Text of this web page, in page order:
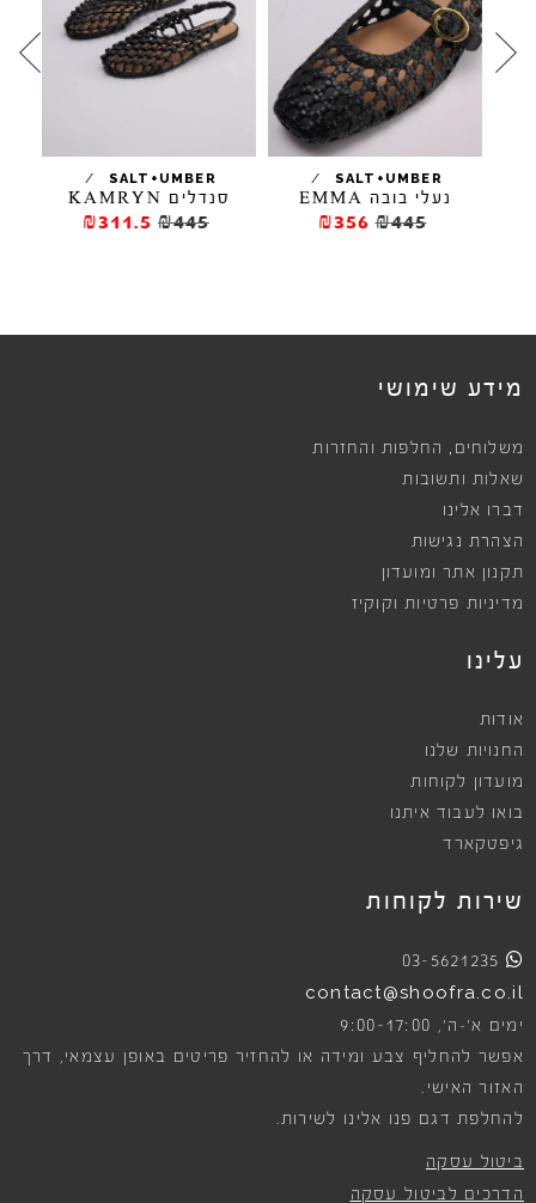
SALT+UMBER
/
נעלי בובה EMMA
₪445
₪356
SALT+UMBER
/
סנדלים KAMRYN
₪445
₪311.5
מידע שימושי
משלוחים , החלפות והחזרות
שאלות ותשובות
דברו אלינו
הצהרת נגישות
תקנון אתר ומועדון
מדיניות פרטיות וקוקיז
עלינו
אודות
החנויות שלנו
מועדון לקוחות
בואו לעבוד איתנו
גיפטקארד
שירות לקוחות
03-5621235
contact@shoofra.co.il
ימים א׳-ה׳, 9:00-17:00
אפשר להחליף צבע ומידה או להחזיר פריטים באופן עצמאי, דרך
האזור האישי.
להחלפת דגם פנו אלינו לשירות.
ביטול עסקה
הדרכים לביטול עסקה